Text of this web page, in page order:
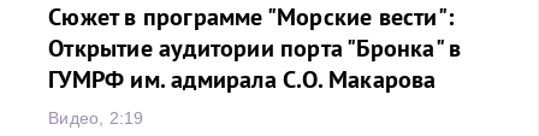
Сюжет в программе "Морские вести":
Открытие аудитории порта "Бронка" в
ГУМРФ им. адмирала С.О. Макарова
Видео, 2:19